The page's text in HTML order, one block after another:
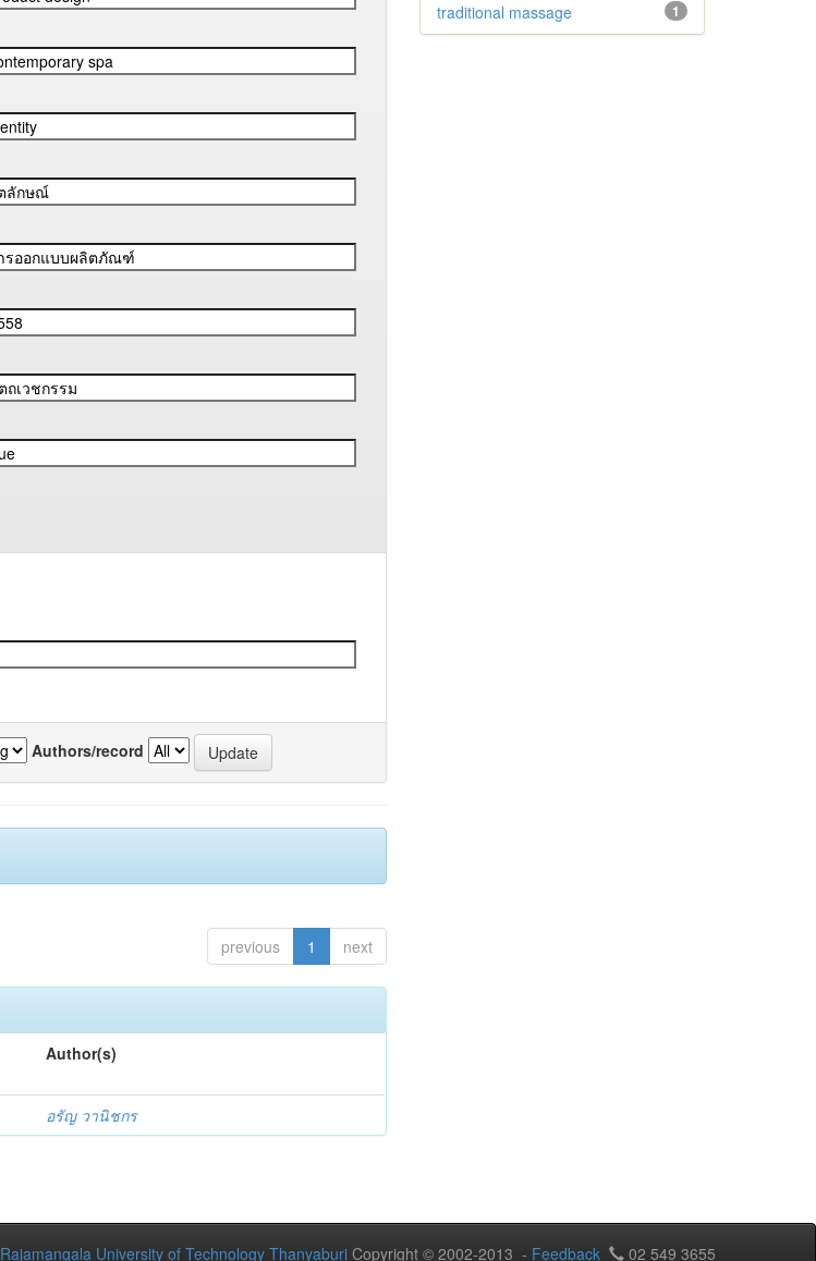
Authors/record
previous 1 next
Author(s)
อรัญ วานิชกร
1
traditional massage
Rajamangala University of Technology Thanyaburi Copyright © 2002-2013 - Feedback 02 549 3655